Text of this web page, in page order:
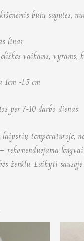
būtų sagutės,
linas
vaikams, vyrams,
-1.5 cm
per 7-10 darbo dienas.
temperatūroje,
ženklu. Laikyti